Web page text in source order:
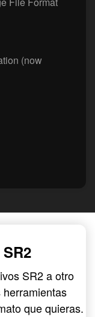
(now
SR2 a otro
que quieras.